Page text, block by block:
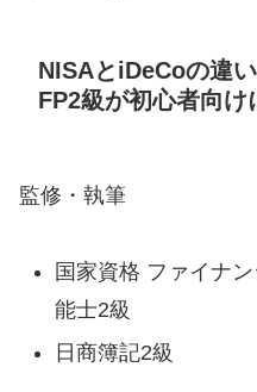
NISAとiDeCoの違
FP2級が初心者向
監修・執筆
国家資格 ファイナ
能士2級
日商簿記2級